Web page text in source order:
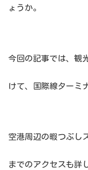
ょうか。
今回の記事では、観
けて、国際線ターミ
空港周辺の暇つぶし
までのアクセスも詳